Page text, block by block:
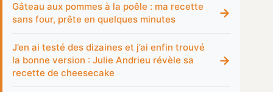
Gâteau aux pommes à la poêle : ma recette
sans four, prête en quelques minutes
→
J’en ai testé des dizaines et j’ai enfin trouvé
la bonne version : Julie Andrieu révèle sa
recette de cheesecake
→